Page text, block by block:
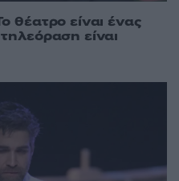
θέατρο είναι ένας
είναι